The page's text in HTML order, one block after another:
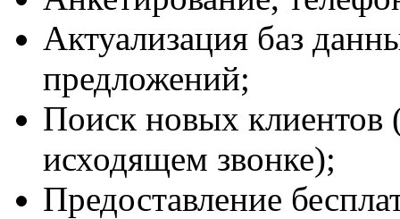
Актуализация баз
предложений;
Поиск новых клиентов
исходящем звонке);
Предоставление